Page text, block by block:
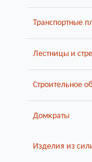
Транспортные
Лестницы и
Строительное
Домкраты
Изделия из